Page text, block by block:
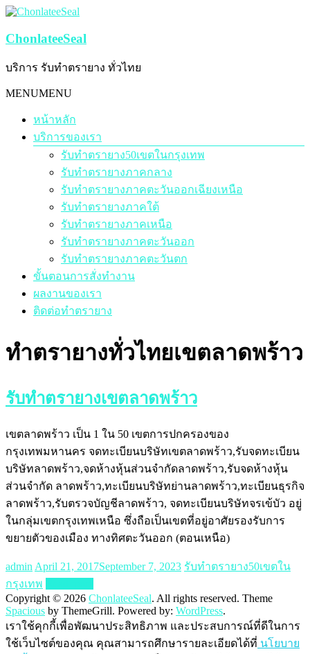
Skip
content
ChonlateeSeal
บริการ รับทำตรายาง ทั่วไทย
Menu
MENUMENU
หน้าหลัก
บริการของเรา
รับทำตรายาง50เขตในกรุงเทพ
รับทำตรายางภาคกลาง
รับทำตรายางภาคตะวันออกเฉียงเหนือ
รับทำตรายางภาคใต้
รับทำตรายางภาคเหนือ
รับทำตรายางภาคตะวันออก
รับทำตรายางภาคตะวันตก
ขั้นตอนการสั่งทำงาน
ผลงานของเรา
ติดต่อทำตรายาง
ทำตรายางทั่วไทยเขตลาดพร้าว
รับทำตรายางเขตลาดพร้าว
เขตลาดพร้าว เป็น 1 ใน 50 เขตการปกครองของ
กรุงเทพมหานคร จดทะเบียนบริษัทเขตลาดพร้าว,รับจดทะเบียน
บริษัทลาดพร้าว,จดห้างหุ้นส่วนจำกัดลาดพร้าว,รับจดห้างหุ้น
ส่วนจำกัด ลาดพร้าว,ทะเบียนบริษัทย่านลาดพร้าว,ทะเบียนธุรกิจ
ลาดพร้าว,รับตรวจบัญชีลาดพร้าว, จดทะเบียนบริษัทจรเข้บัว อยู่
ในกลุ่มเขตกรุงเทพเหนือ ซึ่งถือเป็นเขตที่อยู่อาศัยรองรับการ
ขยายตัวของเมือง ทางทิศตะวันออก (ตอนเหนือ)
admin April 21, 2017September 7, 2023 รับทำตรายาง50เขตใน
กรุงเทพ
Copyright © 2026 ChonlateeSeal. All rights reserved. Theme
Spacious by ThemeGrill. Powered by: WordPress.
เราใช้คุกกี้เพื่อพัฒนาประสิทธิภาพ และประสบการณ์ที่ดีในการ
ใช้เว็บไซต์ของคุณ คุณสามารถศึกษารายละเอียดได้ที่ นโยบาย